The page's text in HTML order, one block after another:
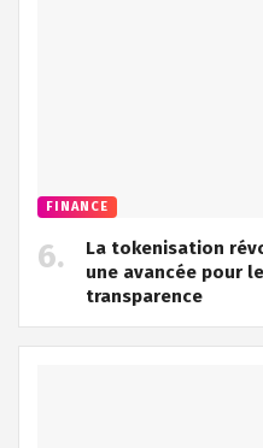
FINANCE
La tokenisation
une avancée pour
transparence